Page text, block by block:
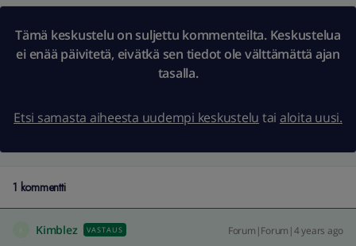
Tämä keskustelu on suljettu kommenteilta. Keskustelua
ei enää päivitetä, eivätkä sen tiedot ole välttämättä ajan
tasalla.
Etsi samasta aiheesta uudempi keskustelu tai aloita uusi.
1 kommentti
Kimblez VASTAUS Forum|Forum|4 years ago